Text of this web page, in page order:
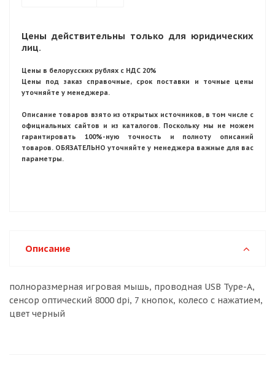
Цены действительны только для юридических
лиц.
Цены в белорусских рублях с НДС 20%
Цены под заказ справочные, срок поставки и точные цены
уточняйте у менеджера.
Описание товаров взято из открытых источников, в том числе с
официальных сайтов и из каталогов. Поскольку мы не можем
гарантировать 100%-ную точность и полноту описаний
товаров. ОБЯЗАТЕЛЬНО уточняйте у менеджера важные для вас
параметры.
Описание
полноразмерная игровая мышь, проводная USB Type-A,
сенсор оптический 8000 dpi, 7 кнопок, колесо с нажатием,
цвет черный